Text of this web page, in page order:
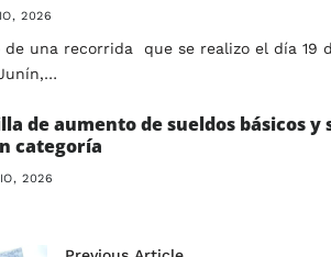
2026
de una recorrida que se realizo el día 19
de aumento de sueldos básicos y
categoría
2026